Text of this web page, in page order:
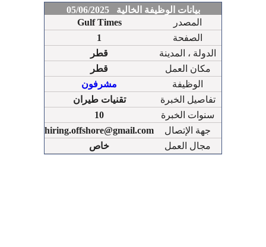
بيانات الوظيفة الخالية 05/06/2025
Gulf Times
المصدر
1
الصفحة
قطر
الدولة ، المدينة
قطر
مكان العمل
مشرفون
الوظيفة
تقنيات طيران
تفاصيل الخبرة
10
سنوات الخبرة
hiring.offshore@gmail.com
جهة الإتصال
خاص
مجال العمل